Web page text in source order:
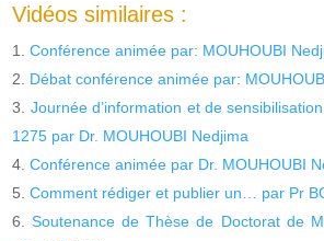
Vidéos similaires :
Conférence animée par: MOUHOUBI
Débat conférence animée par:
Journée d’information et de
1275 par Dr. MOUHOUBI Nedjima
Conférence animée par Dr. MOUHOUBI
Comment rédiger et publier un… par Pr
Soutenance de Thèse de Doctorat de